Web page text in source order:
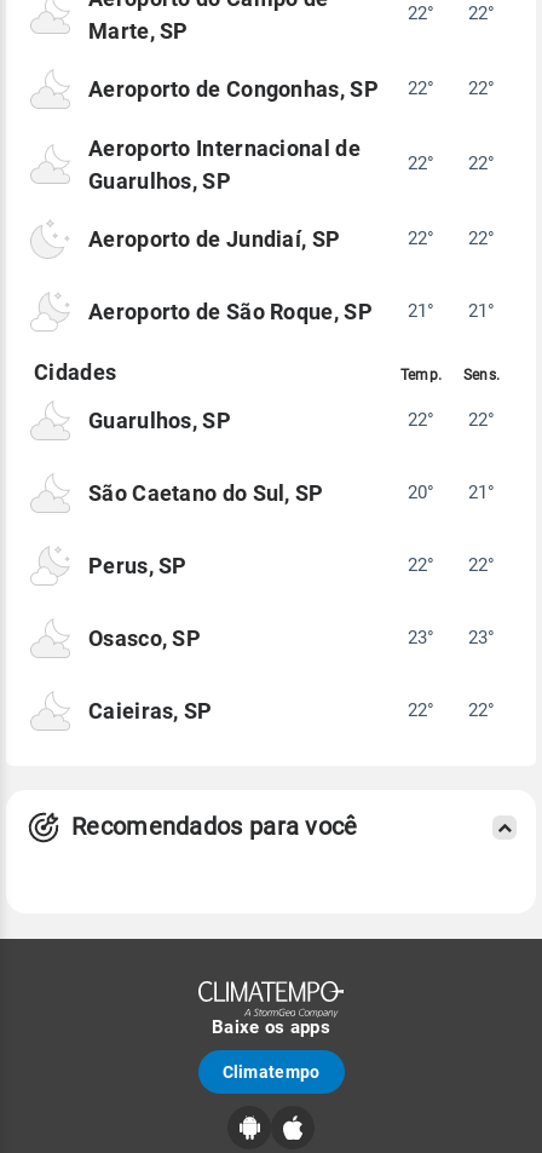
Marte, SP
22° 22°
Aeroporto de Congonhas, SP 22° 22°
Aeroporto Internacional de
Guarulhos, SP
22° 22°
Aeroporto de Jundiaí, SP 22° 22°
Aeroporto de São Roque, SP 21° 21°
Guarulhos, SP 22° 22°
São Caetano do Sul, SP 20° 21°
Perus, SP 22° 22°
Osasco, SP 23° 23°
Caieiras, SP 22° 22°
Recomendados para você
Baixe os apps
Climatempo